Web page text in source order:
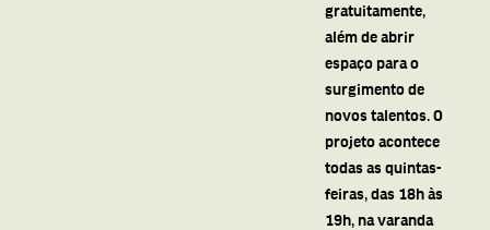
gratuitamente,
além de abrir
espaço para o
surgimento de
novos talentos. O
projeto acontece
todas as quintas-
feiras, das 18h às
19h, na varanda